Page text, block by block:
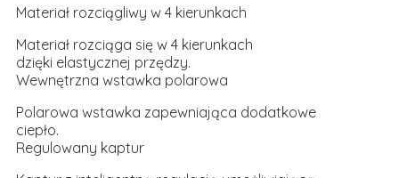
Materiał rozciągliwy w 4 kierunkach
Materiał rozciąga się w 4 kierunkach
dzięki elastycznej przędzy.
Wewnętrzna wstawka polarowa
Polarowa wstawka zapewniająca dodatkowe
ciepło.
Regulowany kaptur